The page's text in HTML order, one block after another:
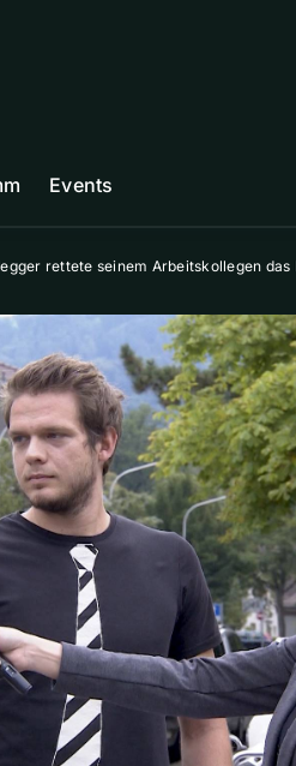
Events
rettete seinem Arbeitskollegen das